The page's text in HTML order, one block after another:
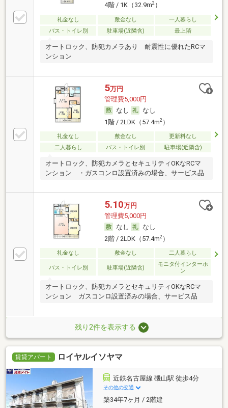
4階 / 1K（32.9m2）
礼金なし 敷金なし
一人暮らし
バス・トイレ別
駐車場(近隣含) 最上階
オートロック、防犯カメラあり 耐震性に優れたRCマ
ンション
5万円
管理費5,000円
なし
なし
1階 / 2LDK（57.4m2）
礼金なし 敷金なし
更新料なし
二人暮らし
バス・トイレ別 駐車場(近隣含)
オートロック、防犯カメラとセキュリティOKなRCマ
ンション ・ガスコンロ設置済みの場合、サービス品
5.10万円
管理費5,000円
なし
なし
2階 / 2LDK（57.4m2）
礼金なし 敷金なし 二人暮らし
バス・トイレ別 駐車場(近隣含)
モニタ付インターホ
ン
オートロック、防犯カメラとセキュリティOKなRCマ
ンション ガスコンロ設置済みの場合、サービス品
残り2件を表示する
賃貸アパート ロイヤルイソヤマ
近鉄名古屋線 磯山駅 徒歩4分
その他の交通
築34年7ヶ月 / 2階建